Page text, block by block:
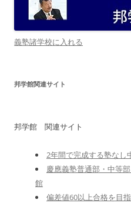
義塾諸学校に入れる
邦学館関連サイト
邦学館 関連サイト
2年間で完成する塾な
慶應義塾普通部・中等
館
偏差値60以上合格を目